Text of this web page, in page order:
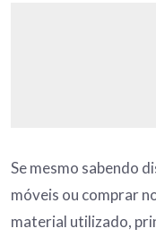
Se mesmo sabendo
móveis ou comprar
material utilizado,